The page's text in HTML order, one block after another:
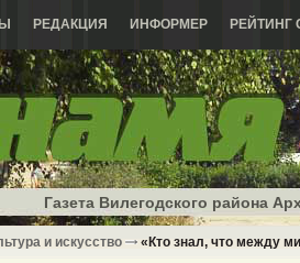
РЕДАКЦИЯ ИНФОРМЕР РЕЙТИНГ
Газета Вилегодского района
и искусство «Кто знал, что между